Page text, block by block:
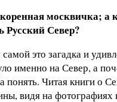
москвичка; а
Север?
это загадка и
именно на Север, а
понять. Читая книги о
видя на фотографиях